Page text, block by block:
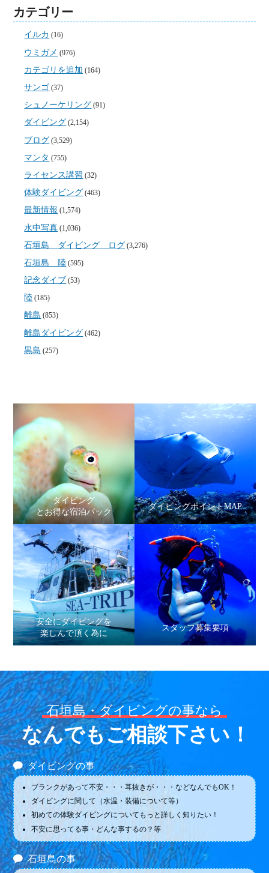
カテゴリー
イルカ (16)
ウミガメ (976)
カテゴリを追加 (164)
サンゴ (37)
シュノーケリング (91)
ダイビング (2,154)
ブログ (3,529)
マンタ (755)
ライセンス講習 (32)
体験ダイビング (463)
最新情報 (1,574)
水中写真 (1,036)
石垣島 ダイビング ログ (3,276)
石垣島 陸 (595)
記念ダイブ (53)
陸 (185)
離島 (853)
離島ダイビング (462)
黒島 (257)
ダイビング
とお得な宿泊パック
ダイビングポイントMAP
安全にダイビングを
楽しんで頂く為に
スタッフ募集要項
石垣島・ダイビングの事なら
なんでもご相談下さい！
ダイビングの事
ブランクがあって不安・・・耳抜きが・・・などなんでもOK！
ダイビングに関して（水温・装備について等）
初めての体験ダイビングについてもっと詳しく知りたい！
不安に思ってる事・どんな事するの？等
石垣島の事